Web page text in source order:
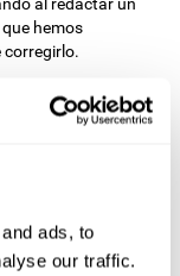
ads, to
our traffic.
al redactar un
hemos
corregirlo.
este juego mental
a diferentes
de atención
demandas del